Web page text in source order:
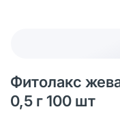
Фитолакс
0,5 г 100 шт